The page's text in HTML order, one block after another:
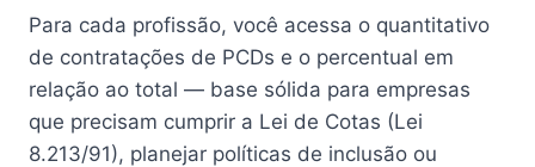
Para cada profissão, você acessa o quantitativo
de contratações de PCDs e o percentual em
relação ao total — base sólida para empresas
que precisam cumprir a Lei de Cotas (Lei
8.213/91), planejar políticas de inclusão ou